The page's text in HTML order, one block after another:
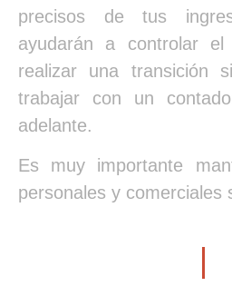
precisos de tus
ayudarán a controlar
realizar una transición
trabajar con un
adelante.
Es muy importante
personales y comerciales